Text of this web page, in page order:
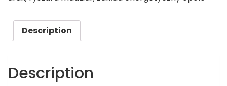
Description
Description